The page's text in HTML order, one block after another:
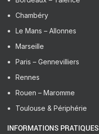
Chambéry
Le Mans – Allonnes
Marseille
Paris – Gennevilliers
Rennes
Rouen – Maromme
Toulouse & Périphérie
INFORMATIONS PRATIQUES